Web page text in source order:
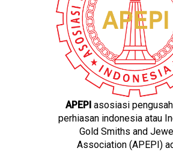
APEPI asosiasi
perhiasan indonesia atau
Gold Smiths and
Association (APEPI)